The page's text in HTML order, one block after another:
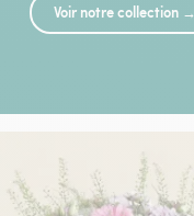
Voir notre collection →